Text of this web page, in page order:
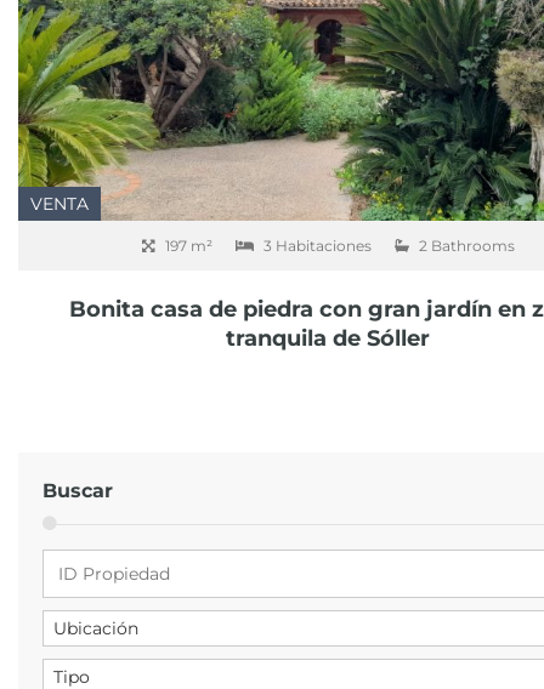
VENTA
197 m² 3 Habitaciones 2 Bathrooms
Bonita casa de piedra con gran jardín en
tranquila de Sóller
Buscar